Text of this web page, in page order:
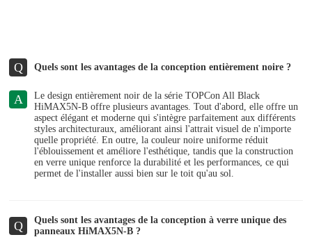
Q Quels sont les avantages de la conception entièrement noire ?
A
Le design entièrement noir de la série TOPCon All Black
HiMAX5N-B offre plusieurs avantages. Tout d'abord, elle offre un
aspect élégant et moderne qui s'intègre parfaitement aux différents
styles architecturaux, améliorant ainsi l'attrait visuel de n'importe
quelle propriété. En outre, la couleur noire uniforme réduit
l'éblouissement et améliore l'esthétique, tandis que la construction
en verre unique renforce la durabilité et les performances, ce qui
permet de l'installer aussi bien sur le toit qu'au sol.
Q
Quels sont les avantages de la conception à verre unique des
panneaux HiMAX5N-B ?